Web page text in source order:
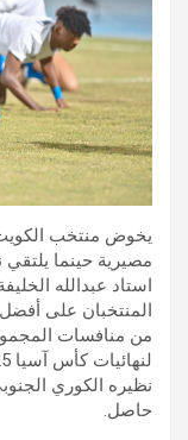
استاد عبدالله
المنتخبان على
من منافسات
حاصل.